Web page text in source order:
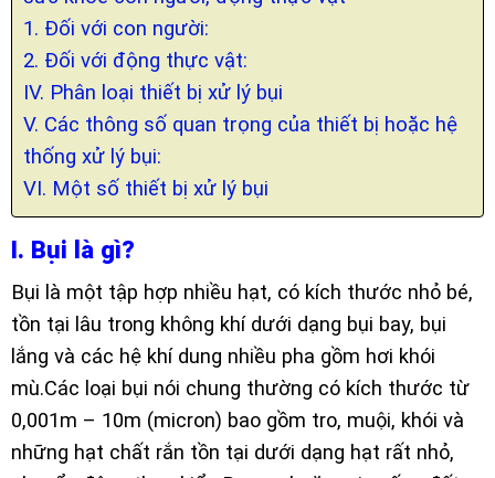
1. Đối với con người:
2. Đối với động thực vật:
IV. Phân loại thiết bị xử lý bụi
V. Các thông số quan trọng của thiết bị hoặc hệ
thống xử lý bụi:
VI. Một số thiết bị xử lý bụi
I. Bụi là gì?
Bụi là một tập hợp nhiều hạt, có kích thước nhỏ bé,
tồn tại lâu trong không khí dưới dạng bụi bay, bụi
lắng và các hệ khí dung nhiều pha gồm hơi khói
mù.Các loại bụi nói chung thường có kích thước từ
0,001m – 10m (micron) bao gồm tro, muội, khói và
những hạt chất rắn tồn tại dưới dạng hạt rất nhỏ,